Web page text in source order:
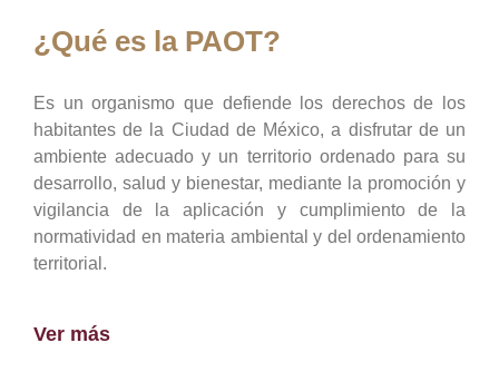
¿Qué es la PAOT?
Es un organismo que defiende los derechos de los
habitantes de la Ciudad de México, a disfrutar de un
ambiente adecuado y un territorio ordenado para su
desarrollo, salud y bienestar, mediante la promoción y
vigilancia de la aplicación y cumplimiento de la
normatividad en materia ambiental y del ordenamiento
territorial.
Ver más